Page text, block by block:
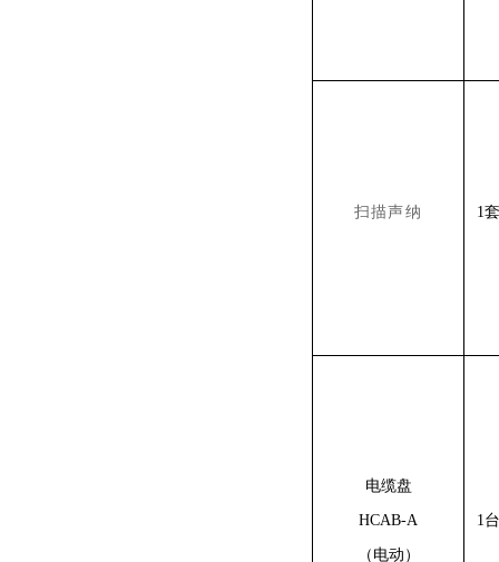
扫描声纳 1套
电缆盘
HCAB-A
（电动）
1台